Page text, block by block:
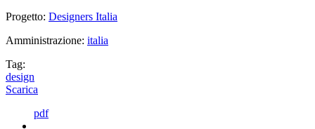
Progetto: Designers Italia
Amministrazione: italia
Tag:
design
Scarica
pdf